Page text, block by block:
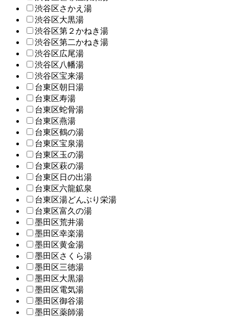
渋谷区さかえ湯
渋谷区大黒湯
渋谷区第２かねき湯
渋谷区第二かねき湯
渋谷区広尾湯
渋谷区八幡湯
渋谷区宝来湯
台東区朝日湯
台東区寿湯
台東区蛇骨湯
台東区燕湯
台東区鶴の湯
台東区宝泉湯
台東区玉の湯
台東区萩の湯
台東区日の出湯
台東区六龍鉱泉
台東区湯どんぶり栄湯
台東区富久の湯
墨田区荒井湯
墨田区幸楽湯
墨田区黄金湯
墨田区さくら湯
墨田区三徳湯
墨田区大黒湯
墨田区電気湯
墨田区御谷湯
墨田区薬師湯